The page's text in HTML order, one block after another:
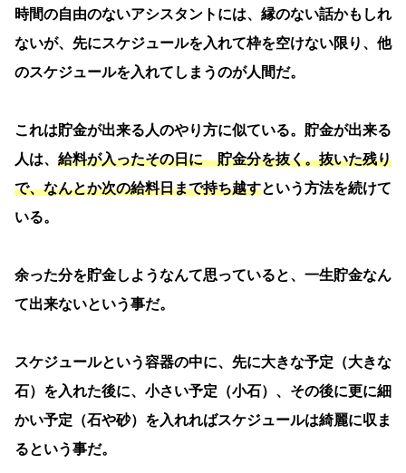
時間の自由のないアシスタントには、縁のない話かもしれ
ないが、先にスケジュールを入れて枠を空けない限り、他
のスケジュールを入れてしまうのが人間だ。
これは貯金が出来る人のやり方に似ている。貯金が出来る
人は、 給料が入ったその日に 貯金分を抜く。抜いた残り
で、なんとか次の給料日まで持ち越すという方法を続けて
いる。
余った分を貯金しようなんて思っていると、一生貯金なん
て出来ないという事だ。
スケジュールという容器の中に、先に大きな予定（大きな
石）を入れた後に、小さい予定（小石）、その後に更に細
かい予定（石や砂）を入れればスケジュールは綺麗に収ま
るという事だ。